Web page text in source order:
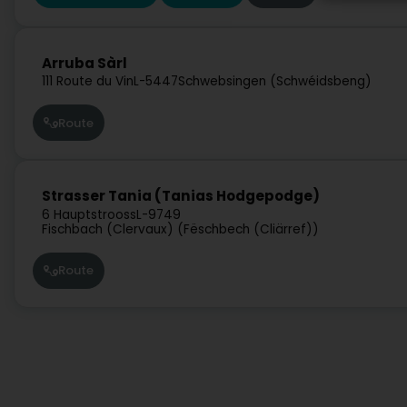
Arruba Sàrl
111 Route du VinL-5447Schwebsingen (Schwéidsbeng)
Route
Strasser Tania (Tanias Hodgepodge)
6 HauptstroossL-9749
Fischbach (Clervaux) (Fëschbech (Cliärref))
Route